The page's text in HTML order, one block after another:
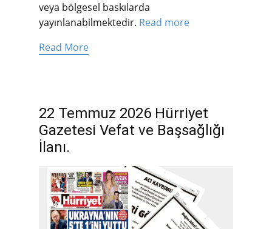
veya bölgesel baskılarda
yayınlanabilmektedir. Read more
Read More
22 Temmuz 2026 Hürriyet
Gazetesi Vefat ve Başsağlığı
İlanı.